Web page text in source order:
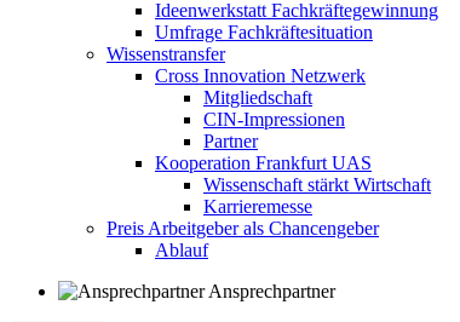
Ideenwerkstatt Fachkräftegewinnung
Umfrage Fachkräftesituation
Wissenstransfer
Cross Innovation Netzwerk
Mitgliedschaft
CIN-Impressionen
Partner
Kooperation Frankfurt UAS
Wissenschaft stärkt Wirtschaft
Karrieremesse
Preis Arbeitgeber als Chancengeber
Ablauf
Ansprechpartner